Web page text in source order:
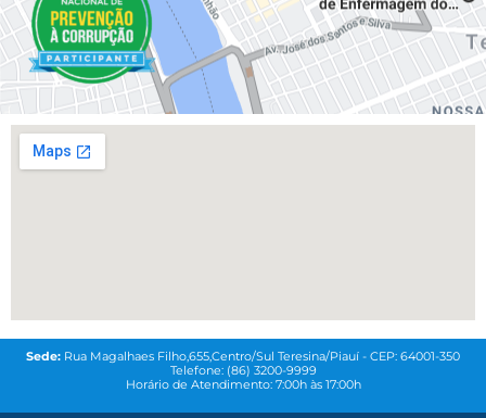
Sede: Rua Magalhaes Filho,655,Centro/Sul Teresina/Piauí - CEP: 64001-350
Telefone: (86) 3200-9999
Horário de Atendimento: 7:00h às 17:00h